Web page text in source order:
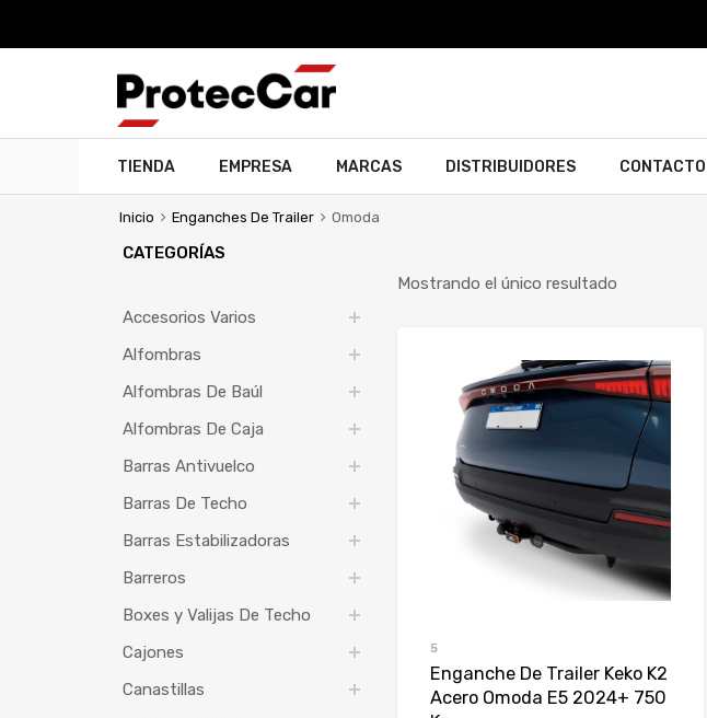
TIENDA EMPRESA MARCAS DISTRIBUIDORES CONTACTO
Inicio Enganches De Trailer Omoda
Mostrando el único resultado
5
Enganche De Trailer Keko K2
Acero Omoda E5 2024+ 750
CATEGORÍAS
Accesorios Varios
Alfombras
Alfombras De Baúl
Alfombras De Caja
Barras Antivuelco
Barras De Techo
Barras Estabilizadoras
Barreros
Boxes y Valijas De Techo
Cajones
Canastillas